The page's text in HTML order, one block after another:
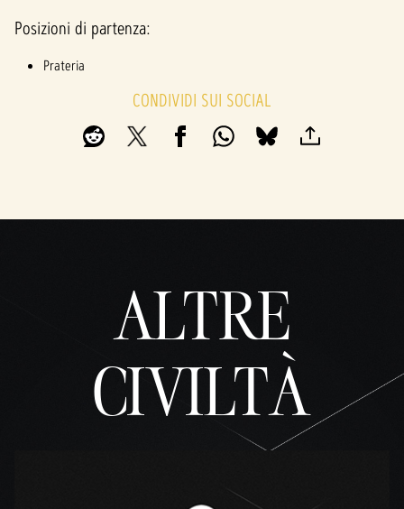
Posizioni di partenza:
Prateria
CONDIVIDI SUI SOCIAL
ALTRE
CIVILTÀ